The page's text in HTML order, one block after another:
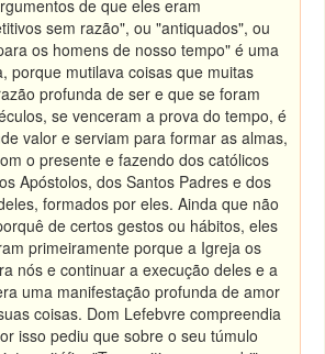
de que eles eram
sem razão", ou "antiquados", ou
os homens de nosso tempo" é uma
porque mutilava coisas que muitas
profunda de ser e que se foram
se venceram a prova do tempo, é
valor e serviam para formar as almas,
o presente e fazendo dos católicos
Apóstolos, dos Santos Padres e dos
formados por eles. Ainda que não
de certos gestos ou hábitos, eles
primeiramente porque a Igreja os
nós e continuar a execução deles e a
uma manifestação profunda de amor
coisas. Dom Lefebvre compreendia
isso pediu que sobre o seu túmulo